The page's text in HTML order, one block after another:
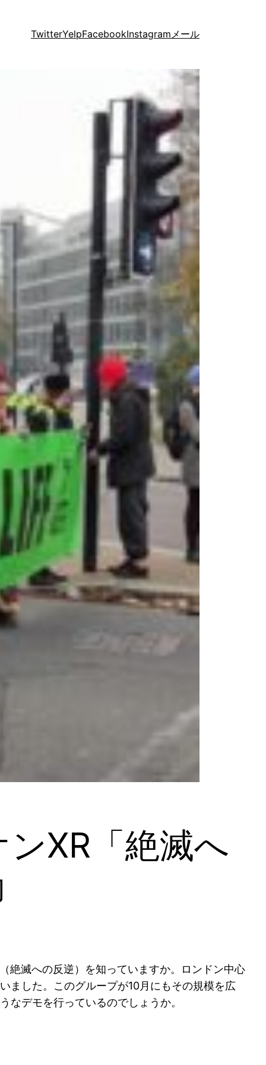
TwitterYelpFacebookInstagramメール
XR「絶滅へ
絶滅への反逆）を知っていますか。ロンドン中心
ました。このグループが10月にもその規模を広
デモを行っているのでしょうか。